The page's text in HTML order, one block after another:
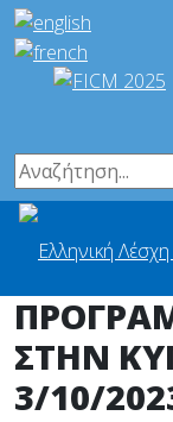
ΣΤΗΝ
3/10/